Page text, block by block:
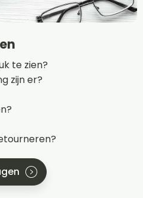
te zien?
zijn er?